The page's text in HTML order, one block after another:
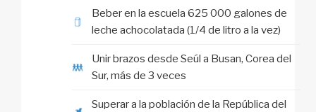
Beber en la escuela 625 000 galones de
leche achocolatada (1/4 de litro a la vez)
Unir brazos desde Seúl a Busan, Corea del
Sur, más de 3 veces
Superar a la población de la República del